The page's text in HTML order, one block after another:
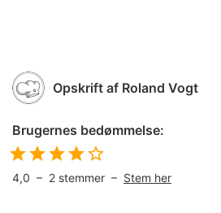
Opskrift af Roland Vogt
Brugernes bedømmelse:
4,0 – 2 stemmer – Stem her